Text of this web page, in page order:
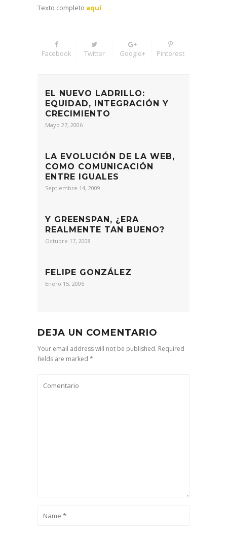
Texto completo aquí
Facebook Twitter Google+ Pinterest
EL NUEVO LADRILLO:
EQUIDAD, INTEGRACIÓN Y
CRECIMIENTO
Mayo 27, 2006
LA EVOLUCIÓN DE LA WEB,
COMO COMUNICACIÓN
ENTRE IGUALES
Septiembre 14, 2009
Y GREENSPAN, ¿ERA
REALMENTE TAN BUENO?
Octubre 17, 2008
FELIPE GONZÁLEZ
Enero 15, 2006
DEJA UN COMENTARIO
Your email address will not be published. Required
fields are marked *